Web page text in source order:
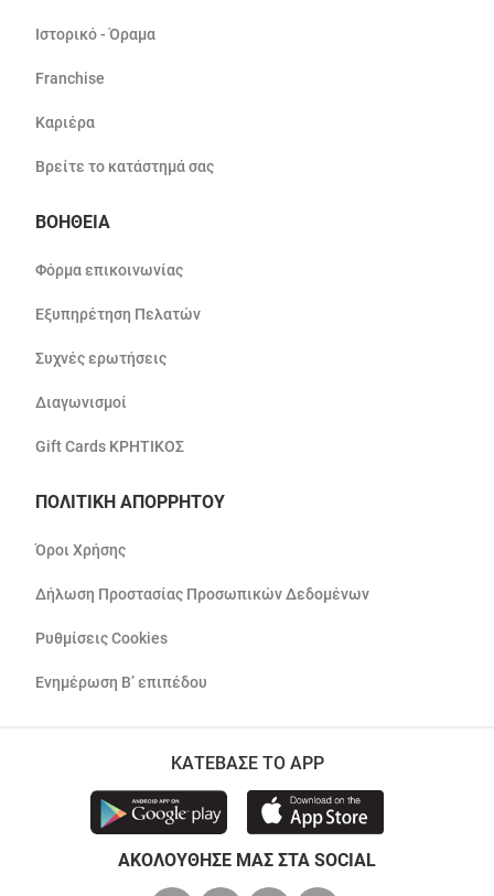
Ιστορικό - Όραμα
Franchise
Καριέρα
Βρείτε το κατάστημά σας
ΒΟΗΘΕΙΑ
Φόρμα επικοινωνίας
Εξυπηρέτηση Πελατών
Συχνές ερωτήσεις
Διαγωνισμοί
Gift Cards ΚΡΗΤΙΚΟΣ
ΠΟΛΙΤΙΚΗ ΑΠΟΡΡΗΤΟΥ
Όροι Χρήσης
Δήλωση Προστασίας Προσωπικών Δεδομένων
Ρυθμίσεις Cookies
Ενημέρωση Β’ επιπέδου
ΚΑΤΕΒΑΣΕ ΤΟ APP
ΑΚΟΛΟΥΘΗΣΕ ΜΑΣ ΣΤΑ SOCIAL